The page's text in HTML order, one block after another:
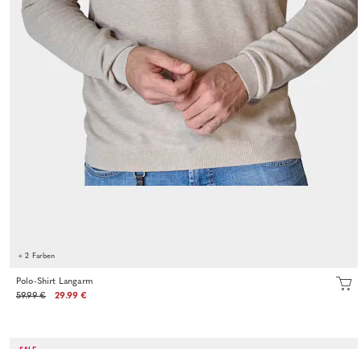
+ 2 Farben
Polo-Shirt Langarm
59.99 €
29.99 €